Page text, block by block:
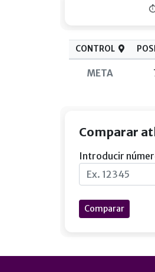
CONTROL
META
Comparar
Introducir
Comparar